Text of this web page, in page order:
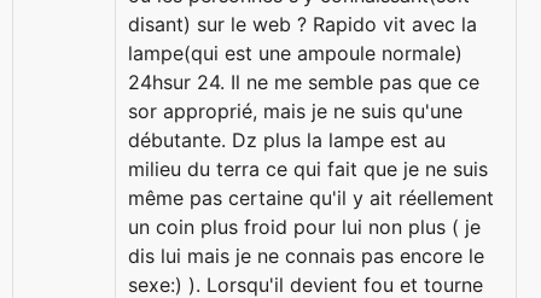
disant) sur le web ? Rapido vit avec la
lampe(qui est une ampoule normale)
24hsur 24. Il ne me semble pas que ce
sor approprié, mais je ne suis qu'une
débutante. Dz plus la lampe est au
milieu du terra ce qui fait que je ne suis
même pas certaine qu'il y ait réellement
un coin plus froid pour lui non plus ( je
dis lui mais je ne connais pas encore le
sexe:) ). Lorsqu'il devient fou et tourne